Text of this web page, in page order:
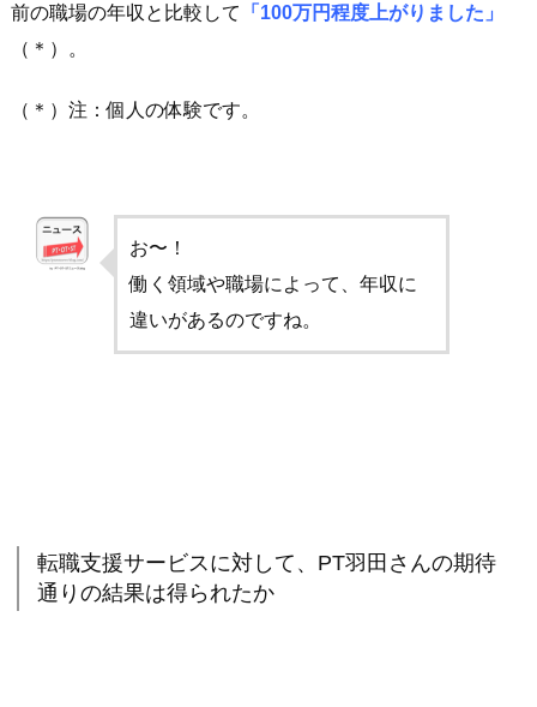
前の職場の年収と比較して
「100万円程度上がりました」
（＊）。
（＊）注：個人の体験です。
お〜！
働く領域や職場によって、年収に
違いがあるのですね。
転職支援サービスに対して、PT羽田さんの期待
通りの結果は得られたか